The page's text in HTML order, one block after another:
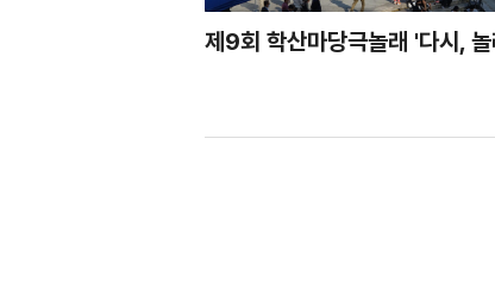
제9회 학산마당극놀래 '다시,